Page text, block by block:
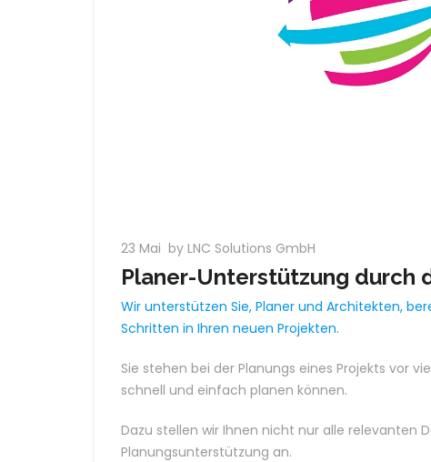
23 Mai by LNC Solutions GmbH
Planer-Unterstützung durch
Wir unterstützen Sie, Planer und Architekten,
Schritten in Ihren neuen Projekten.
Sie stehen bei der Planungs eines Projekts vor
schnell und einfach planen können.
Dazu stellen wir Ihnen nicht nur alle relevanten
Planungsunterstützung an.